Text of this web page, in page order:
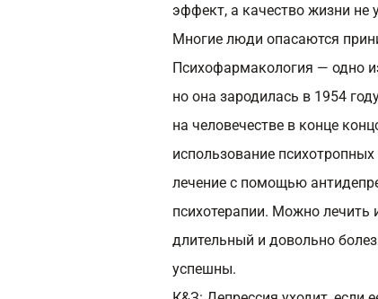
эффект, а качество жизни не
Многие люди опасаются
Психофармакология — одно
но она зародилась в 1954
на человечестве в конце
использование
лечение с помощью
психотерапии. Можно лечить
длительный и довольно
успешны.